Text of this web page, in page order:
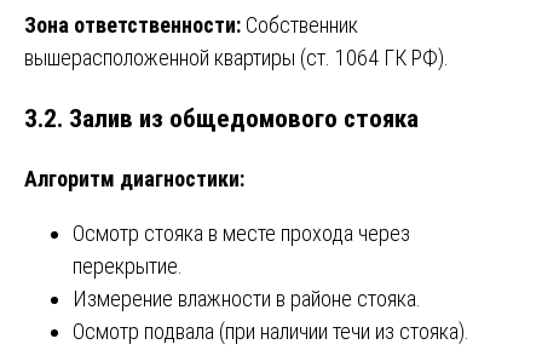
Зона ответственности: Собственник
вышерасположенной квартиры (ст. 1064 ГК РФ).
3.2. Залив из общедомового стояка
Алгоритм диагностики:
Осмотр стояка в месте прохода через
перекрытие.
Измерение влажности в районе стояка.
Осмотр подвала (при наличии течи из стояка).